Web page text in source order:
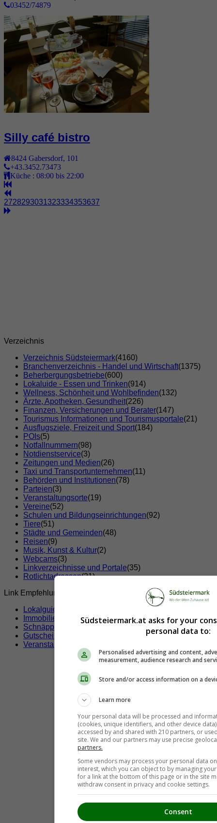
03452/74879
Silly café bistro
8424 Gabersdorf, 101
+43.3452.73473
Küche : 08:00 bis 22:00
2728293031 323334353637
Verzeichnis
Verzeichnis Südsteiermark(4160)
Branchenverzeichnis - Handel und Wirtschaft(1375)
Beherbergungsbetriebe(600)
Lokaluide - Essen und Trinken(914)
Wellness, Schönheit und Wohlbefinden(132)
Ärzte, Apotheken, Gesundheit(226)
Finanzen, Versicherungen und Berater(147)
Tourismus Informationen und Tourismusportale(21)
Ausflugsziele, Freizeit und Sport(184)
POIs(5)
Notfallnummern(98)
Notdienstservice(3)
Zeitungen und Medien(26)
Taxi und Transportunternehmen(11)
Behörden und Institutionen(78)
Parteien(3)
Veranstaltungsorte(19)
Vereine(52)
Schulen und Bildungseinrichtungen(92)
Tiere(51)
Städte und Gemeinden(48)
Reisen(9)
Musik, Kunst & Kultur(2)
Webcams(3)
Linkverzeichnisse und Portale(35)
Rotlichtadressen(21)
Link Empfehlungen
Lokalguide
Immobilien
Schnäppchen
Gutscheine & Rabatte
Veranstaltungen
Südsteiermark.at asks for your
personal data to:
Personalised advertising and content,
measurement, audience research and
Store and/or access information on a
Learn more
Your personal data will be processed and
(cookies, unique identifiers, and other device
accessed by and shared with 210 partners, or
site. We and our partners may use precise
partners.
Some vendors may process your personal data
interest, which you can object to by managing
for a link at the bottom of this page or in the site
withdraw consent in privacy and cookie settings.
Consent